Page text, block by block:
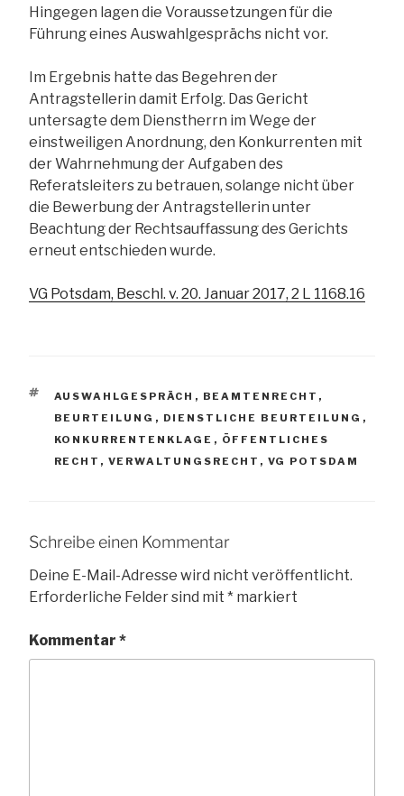
Hingegen lagen die Voraussetzungen für die
Führung eines Auswahlgesprächs nicht vor.
Im Ergebnis hatte das Begehren der
Antragstellerin damit Erfolg. Das Gericht
untersagte dem Dienstherrn im Wege der
einstweiligen Anordnung, den Konkurrenten mit
der Wahrnehmung der Aufgaben des
Referatsleiters zu betrauen, solange nicht über
die Bewerbung der Antragstellerin unter
Beachtung der Rechtsauffassung des Gerichts
erneut entschieden wurde.
VG Potsdam, Beschl. v. 20. Januar 2017, 2 L 1168.16
SCHLAGWÖRTER
AUSWAHLGESPRÄCH , BEAMTENRECHT ,
BEURTEILUNG , DIENSTLICHE BEURTEILUNG ,
KONKURRENTENKLAGE , ÖFFENTLICHES
RECHT , VERWALTUNGSRECHT , VG POTSDAM
Schreibe einen Kommentar
Deine E-Mail-Adresse wird nicht veröffentlicht.
Erforderliche Felder sind mit * markiert
Kommentar *